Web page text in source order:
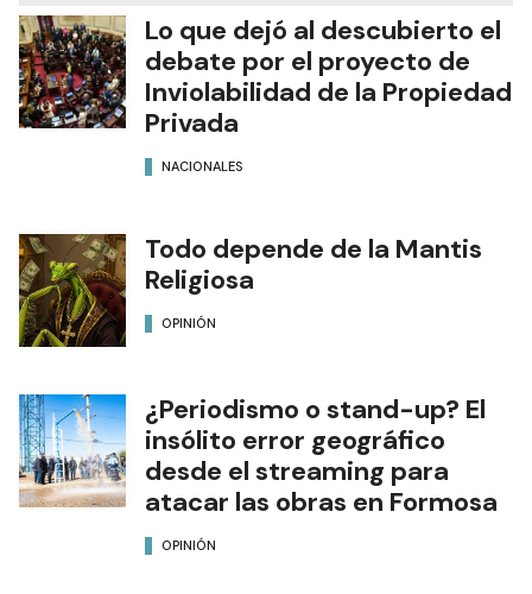
NOTAS RELACIONADAS
Lo que dejó al descubierto el
debate por el proyecto de
Inviolabilidad de la Propiedad
Privada
Todo depende de la Mantis
Religiosa
¿Periodismo o stand-up? El
insólito error geográfico
desde el streaming para
atacar las obras en Formosa